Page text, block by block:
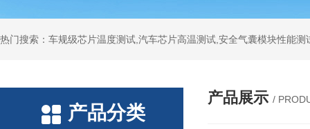
热门搜索：车规级芯片温度测试,汽车芯片高温测试,安全气囊模块性能测
产品分类
产品展示 /